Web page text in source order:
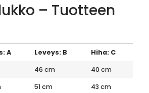
– Tuotteen
A Leveys: B
Hiha: C
46 cm
40 cm
51 cm
43 cm